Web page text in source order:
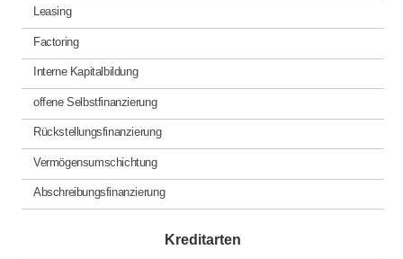
Leasing
Factoring
Interne Kapitalbildung
offene Selbstfinanzierung
Rückstellungsfinanzierung
Vermögensumschichtung
Abschreibungsfinanzierung
Kreditarten